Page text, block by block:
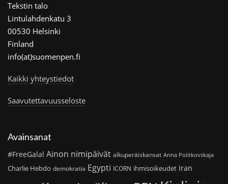
Tekstin talo
Lintulahdenkatu 3
00530 Helsinki
Finland
info(at)suomenpen.fi
Kaikki yhteystiedot
Saavutettavuusseloste
Avainsanat
#FreeGalal Ainon nimipäivät alkuperäiskansat Anna Politkovskaja
Charlie Hebdo demokratia Egypti ICORN ihmisoikeudet Iran